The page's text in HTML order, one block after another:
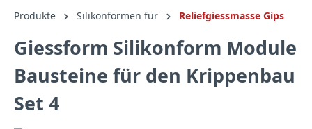
Produkte Silikonformen für Reliefgiessmasse Gips
Giessform Silikonform Module
Bausteine für den Krippenbau
Set 4